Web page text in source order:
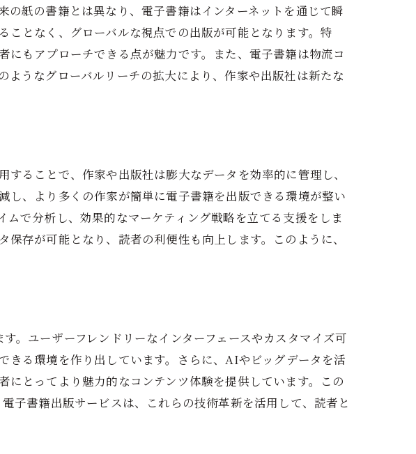
その可能性
性
のチャンス
紙の書籍とは異なり、電子書籍はインターネットを通じて瞬
となく、グローバルな視点での出版が可能となります。特
もアプローチできる点が魅力です。また、電子書籍は物流コ
うなグローバルリーチの拡大により、作家や出版社は新たな
ることで、作家や出版社は膨大なデータを効率的に管理し、
、より多くの作家が簡単に電子書籍を出版できる環境が整い
で分析し、効果的なマーケティング戦略を立てる支援をしま
存が可能となり、読者の利便性も向上します。このように、
。ユーザーフレンドリーなインターフェースやカスタマイズ可
る環境を作り出しています。さらに、AIやビッグデータを活
とってより魅力的なコンテンツ体験を提供しています。この
子書籍出版サービスは、これらの技術革新を活用して、読者と